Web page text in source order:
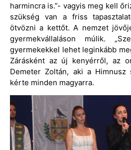
harmincra is.”- vagyis meg kell
szükség van a friss
ötvözni a kettőt. A nemzet
gyermekvállaláson múlik.
gyermekekkel lehet leginkább
Zárásként az új kenyérről, az
Demeter Zoltán, aki a Himnusz
kérte minden magyarra.